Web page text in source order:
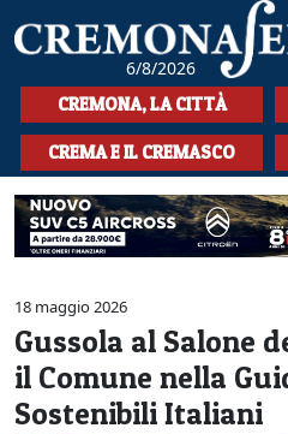
6/8/2026
HOME
CRONACA
SPORT
LA MUSICA
CULTURA
LA STORIA
SPETTACOLI
CREMONA, LA CITTÀ
CREMA E IL CREMASCO
18 maggio 2026
Gussola al Salone
il Comune nella
Sostenibili Italiani